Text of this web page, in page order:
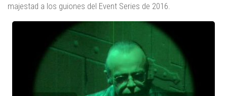
majestad a los guiones del Event Series de 2016.